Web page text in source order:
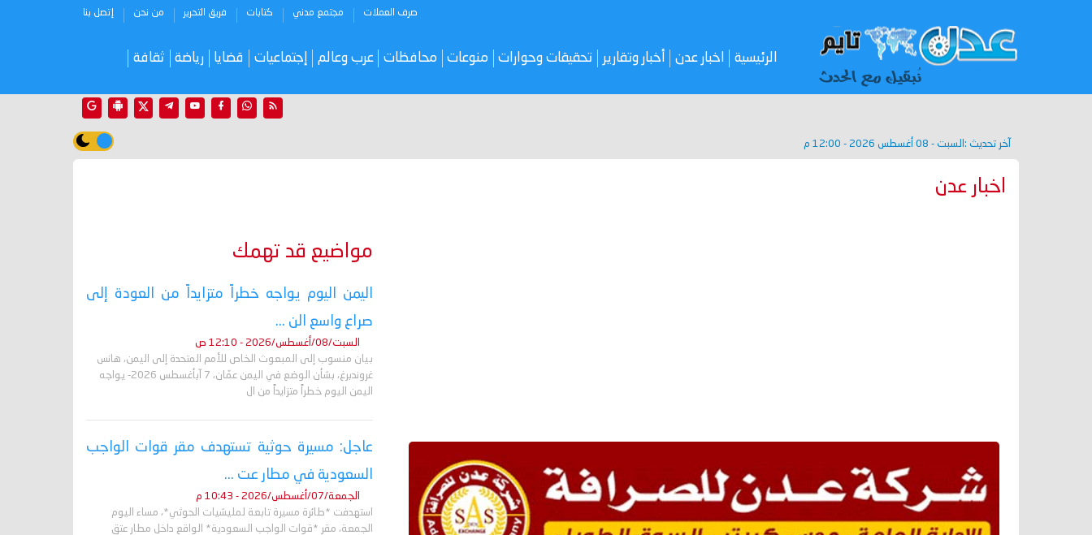
صرف العملات مجتمع مدني كتابات فريق التحرير من نحن إتصل بنا
الرئيسية اخبار عدن أخبار وتقارير تحقيقات وحوارات منوعات محافظات عرب وعالم إجتماعيات قضايا رياضة ثقافة
آخر تحديث : السبت - 08 أغسطس 2026 - 12:00 م
اخبار عدن
مواضيع قد تهمك
اليمن اليوم يواجه خطراً متزايداً من العودة إلى
صراع واسع الن ...
السبت/08/أغسطس/2026 - 12:10 ص
بيان منسوب إلى المبعوث الخاص للأمم المتحدة إلى اليمن، هانس
غروندبرغ، بشأن الوضع في اليمن عمّان، 7 آبأغسطس 2026- يواجه
اليمن اليوم خطراً متزايداً من ال
عاجل: مسيرة حوثية تستهدف مقر قوات الواجب
السعودية في مطار عت ...
الجمعة/07/أغسطس/2026 - 10:43 م
استهدفت *طائرة مسيرة تابعة لمليشيات الحوثي*، مساء اليوم
الجمعة، مقر *قوات الواجب السعودية* الواقع داخل مطار عتق